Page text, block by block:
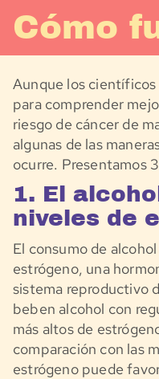
Cómo
Aunque los
para comprender
riesgo de cáncer de
algunas de las
ocurre. Presentamos
1. El
niveles de
El consumo de
estrógeno, una
sistema reproductivo
beben alcohol con
más altos de
comparación con las
estrógeno puede